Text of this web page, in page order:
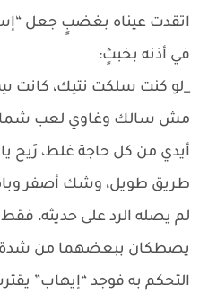
اتقدت عيناه بغضبٍ جعل
في أذنه بخبثٍ:
_لو كنت سلكت نتيك،
مش سالك وغاوي لعب
أيدي من كل حاجة غلط، رَيح
طريق طويل، وشك أصفر
لم يصله الرد على حديثه،
يصطكان ببعضهما من شدة
التحكم به فوجد “إيهاب”